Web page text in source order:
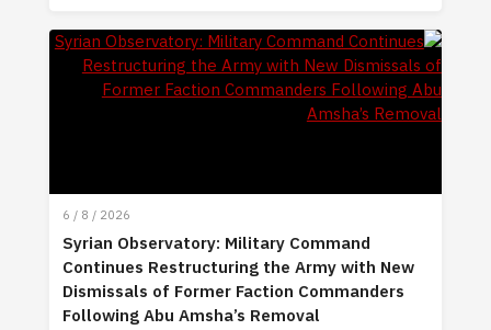
6 / 8 / 2026
Syrian Observatory: Military Command
Continues Restructuring the Army with New
Dismissals of Former Faction Commanders
Following Abu Amsha’s Removal